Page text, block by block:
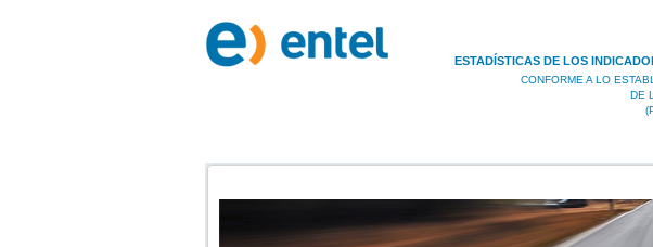
ESTADÍSTICAS DE LOS
CONFORME A LO
DE